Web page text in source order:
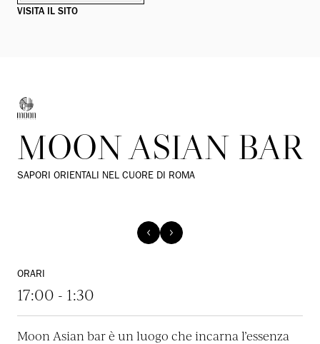
VISITA IL SITO
MOON ASIAN BAR
SAPORI ORIENTALI NEL CUORE DI ROMA
ORARI
17:00 - 1:30
Moon Asian bar è un luogo che incarna l’essenza